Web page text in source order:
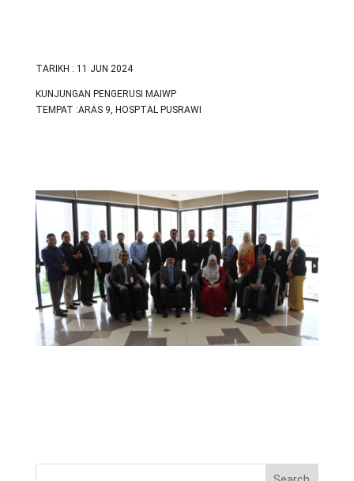
TARIKH : 11 JUN 2024
KUNJUNGAN PENGERUSI MAIWP
TEMPAT :ARAS 9, HOSPTAL PUSRAWI